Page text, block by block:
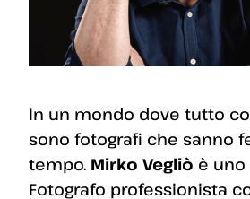
In un mondo dove tutto
sono fotografi che sanno
tempo. Mirko Vegliò è uno
Fotografo professionista